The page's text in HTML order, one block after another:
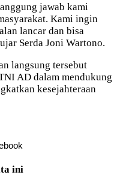
jawab kami
Kami ingin
lancar dan bisa
Serda Joni Wartono.
langsung tersebut
AD dalam mendukung
kesejahteraan
ini